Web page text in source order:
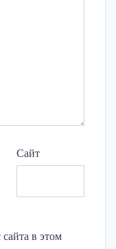
Сайт
в этом